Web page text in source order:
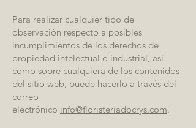
Para realizar cualquier tipo de
observación respecto a posibles
incumplimientos de los derechos de
propiedad intelectual o industrial, así
como sobre cualquiera de los contenidos
del sitio web, puede hacerlo a través del
correo
electrónico info@floristeriadocrys.com